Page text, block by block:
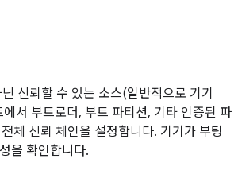
신뢰할 수 있는 소스(일반적으로 기기
서 부트로더, 부트 파티션, 기타 인증된 파
체 신뢰 체인을 설정합니다. 기기가 부팅
을 확인합니다.